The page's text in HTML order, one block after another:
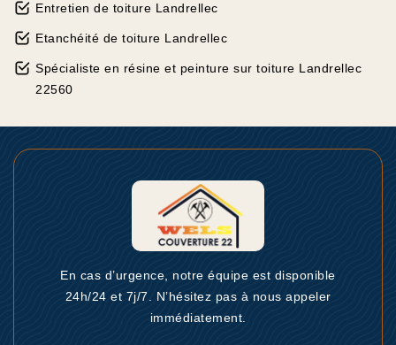
Entretien de toiture Landrellec
Etanchéité de toiture Landrellec
Spécialiste en résine et peinture sur toiture Landrellec
22560
En cas d’urgence, notre équipe est disponible
24h/24 et 7j/7. N’hésitez pas à nous appeler
immédiatement.